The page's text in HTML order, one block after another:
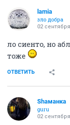
lamia
зло добра
02
ло сиенто, но
тоже
ОТВЕТИТЬ
Shаманка
guru
02